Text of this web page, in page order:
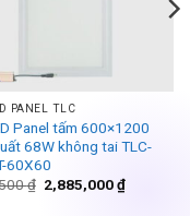
PANEL TLC
Panel tấm 600×1200
68W không tai TLC-
60X60
₫ Giá
gốc
2,885,000₫Giá
hiện